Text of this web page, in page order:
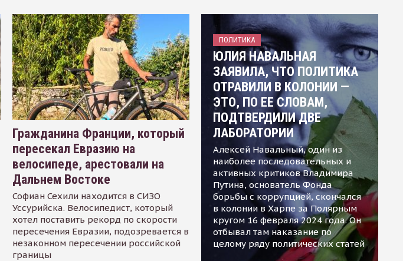
Гражданина Франции, который
пересекал Евразию на
велосипеде, арестовали на
Дальнем Востоке
Софиан Сехили находится в СИЗО
Уссурийска. Велосипедист, который
хотел поставить рекорд по скорости
пересечения Евразии, подозревается в
незаконном пересечении российской
границы
ПОЛИТИКА
ЮЛИЯ НАВАЛЬНАЯ
ЗАЯВИЛА, ЧТО ПОЛИТИКА
ОТРАВИЛИ В КОЛОНИИ —
ЭТО, ПО ЕЕ СЛОВАМ,
ПОДТВЕРДИЛИ ДВЕ
ЛАБОРАТОРИИ
Алексей Навальный, один из
наиболее последовательных и
активных критиков Владимира
Путина, основатель Фонда
борьбы с коррупцией, скончался
в колонии в Харпе за Полярным
кругом 16 февраля 2024 года. Он
отбывал там наказание по
целому ряду политических статей